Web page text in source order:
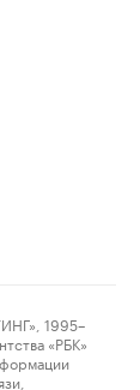
1995–
«РБК»